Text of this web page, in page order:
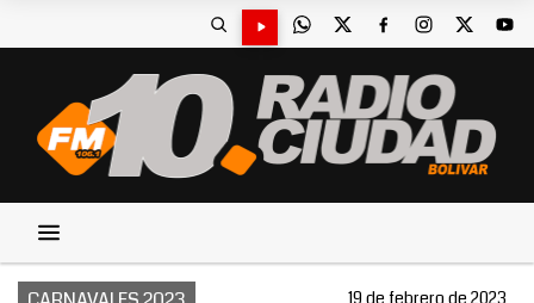
19 de febrero de 2023